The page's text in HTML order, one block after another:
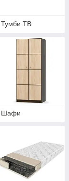
Тумби ТВ
Шафи